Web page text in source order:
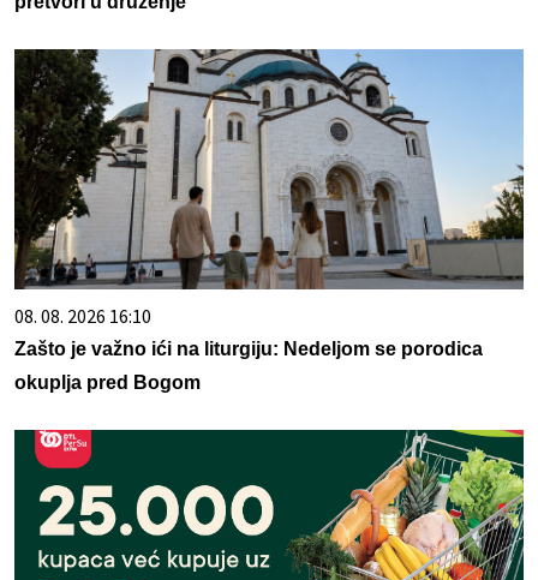
08. 08. 2026 16:10
Zašto je važno ići na liturgiju: Nedeljom se porodica
okuplja pred Bogom